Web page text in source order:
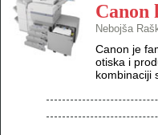
Canon
Nebojša
Canon je
otiska i
kombinaciji